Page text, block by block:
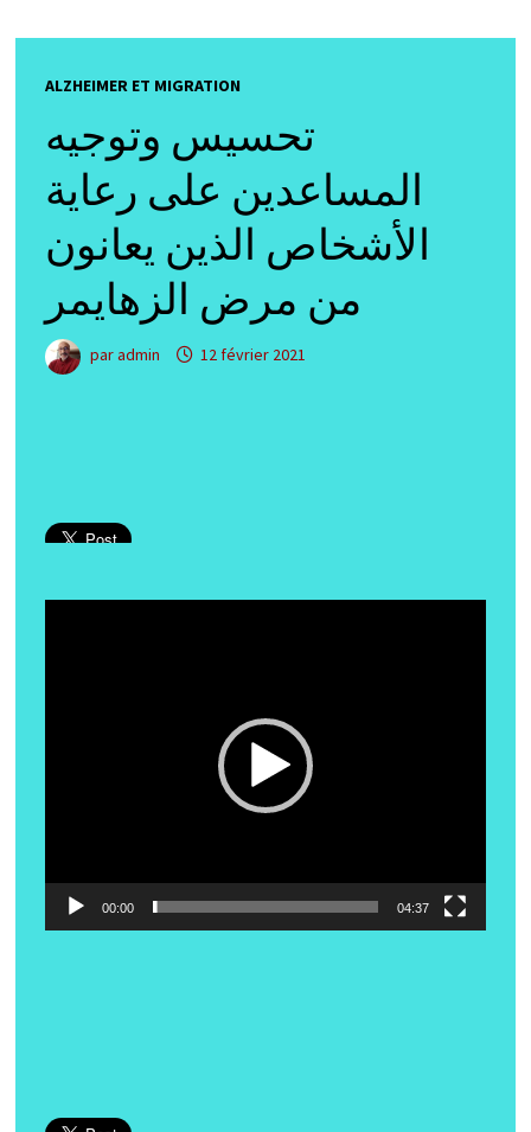
ALZHEIMER ET MIGRATION
تحسيس وتوجيه
المساعدين على رعاية
الأشخاص الذين يعانون
من مرض الزهايمر
paradmin 12 février 2021
00:00 04:37